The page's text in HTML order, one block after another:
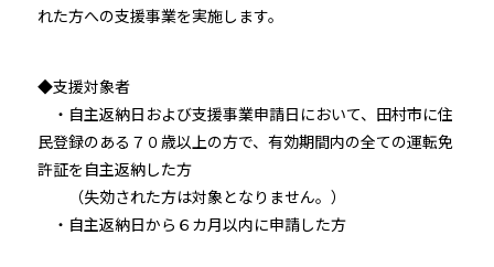
れた方への支援事業を実施します。
◆支援対象者
・自主返納日および支援事業申請日において、田村市に住
民登録のある７０歳以上の方で、有効期間内の全ての運転免
許証を自主返納した方
（失効された方は対象となりません。）
・自主返納日から６カ月以内に申請した方